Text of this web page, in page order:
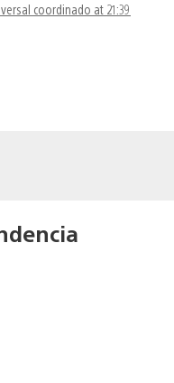
coordinado at 21:39